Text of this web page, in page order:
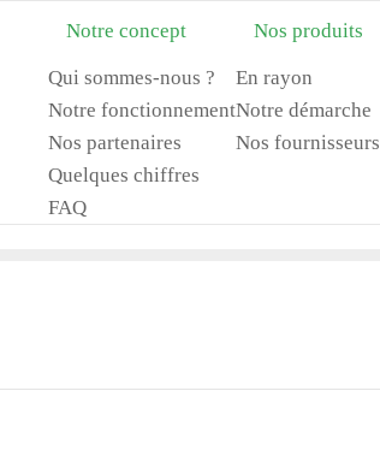
Notre concept
Qui sommes-nous ?
Notre fonctionnement
Nos partenaires
Quelques chiffres
FAQ
Nos produits
En rayon
Notre démarche
Nos fournisseurs